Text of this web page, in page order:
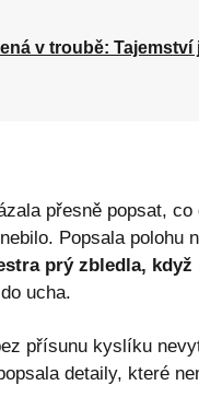
v troubě: Tajemství
přesně popsat,
Popsala polohu
prý zbledla,
ucha.
přísunu kyslíku
detaily, které